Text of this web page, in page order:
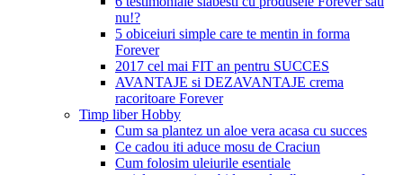
nu!?
5 obiceiuri simple care te mentin in forma
Forever
2017 cel mai FIT an pentru SUCCES
AVANTAJE si DEZAVANTAJE crema
racoritoare Forever
Timp liber Hobby
Cum sa plantez un aloe vera acasa cu succes
Ce cadou iti aduce mosu de Craciun
Cum folosim uleiurile esentiale